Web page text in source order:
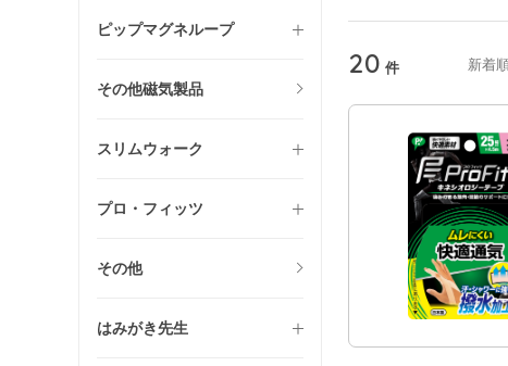
ピップマグネループ
その他磁気製品
スリムウォーク
プロ・フィッツ
その他
はみがき先生
新着
20 件